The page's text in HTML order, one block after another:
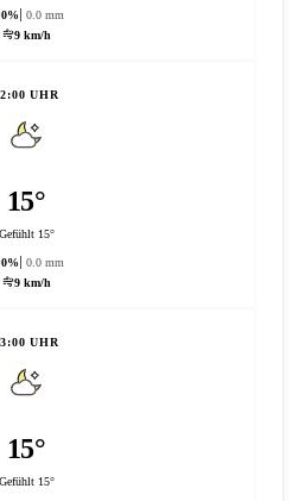
0%
0.0 mm
9 km/h
UHR
15°
Gefühlt 15°
0%
0.0 mm
9 km/h
UHR
15°
Gefühlt 15°